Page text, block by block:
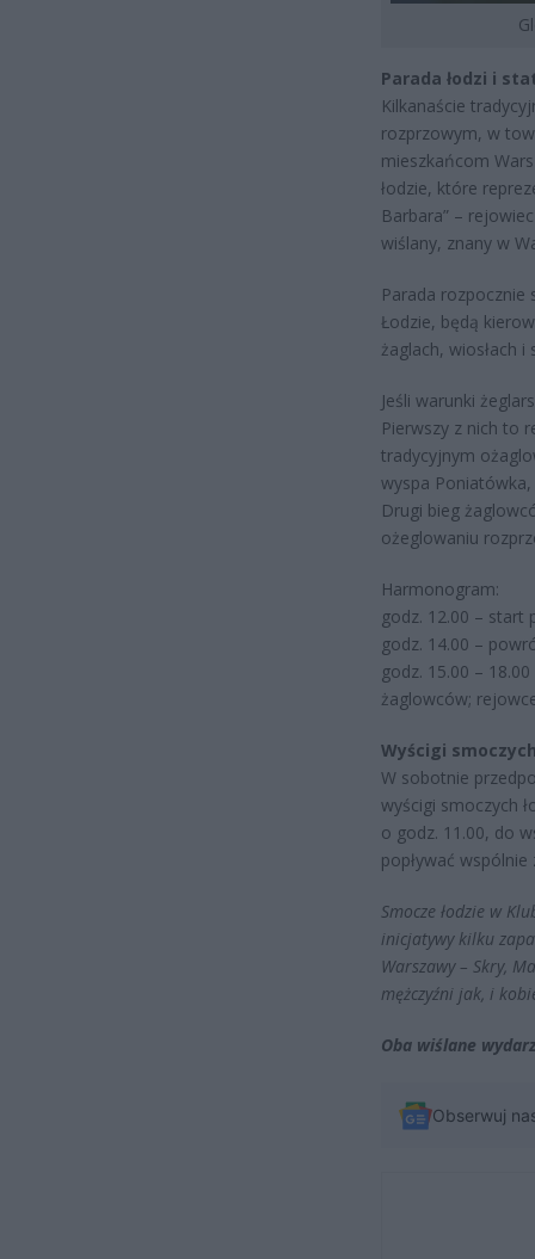
Parada łodzi i
Kilkanaście
rozprzowym, w
mieszkańcom
łodzie, które
Barbara” –
wiślany, znany w
Parada rozpocznie
Łodzie, będą
żaglach, wiosłach
Jeśli warunki
Pierwszy z nich to
tradycyjnym
wyspa
Drugi bieg
ożeglowaniu
Harmonogram:
godz. 12.00 – start
godz. 14.00 –
godz. 15.00 –
żaglowców;
Wyścigi
W sobotnie
wyścigi smoczych
o godz. 11.00, do
popływać
Smocze łodzie w
inicjatywy kilku
Warszawy – Skry,
mężczyźni jak, i
Oba wiślane
Obserwuj